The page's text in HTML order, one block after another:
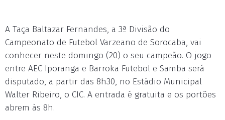
A Taça Baltazar Fernandes, a 3ª Divisão do
Campeonato de Futebol Varzeano de Sorocaba, vai
conhecer neste domingo (20) o seu campeão. O jogo
entre AEC Iporanga e Barroka Futebol e Samba será
disputado, a partir das 8h30, no Estádio Municipal
Walter Ribeiro, o CIC. A entrada é gratuita e os portões
abrem às 8h.